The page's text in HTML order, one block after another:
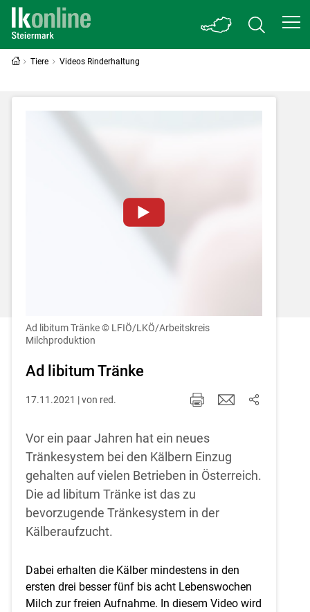
Tiere Videos Rinderhaltung
Einstellungen jederzeit einsehen und
korrigieren
Ad libitum Tränke © LFIÖ/LKÖ/Arbeitskreis
Milchproduktion
Ad libitum Tränke
17.11.2021 | von red.
Vor ein paar Jahren hat ein neues
Tränkesystem bei den Kälbern Einzug
gehalten auf vielen Betrieben in Österreich.
Die ad libitum Tränke ist das zu
bevorzugende Tränkesystem in der
Kälberaufzucht.
Dabei erhalten die Kälber mindestens in den
ersten drei besser fünf bis acht Lebenswochen
Milch zur freien Aufnahme. In diesem Video wird